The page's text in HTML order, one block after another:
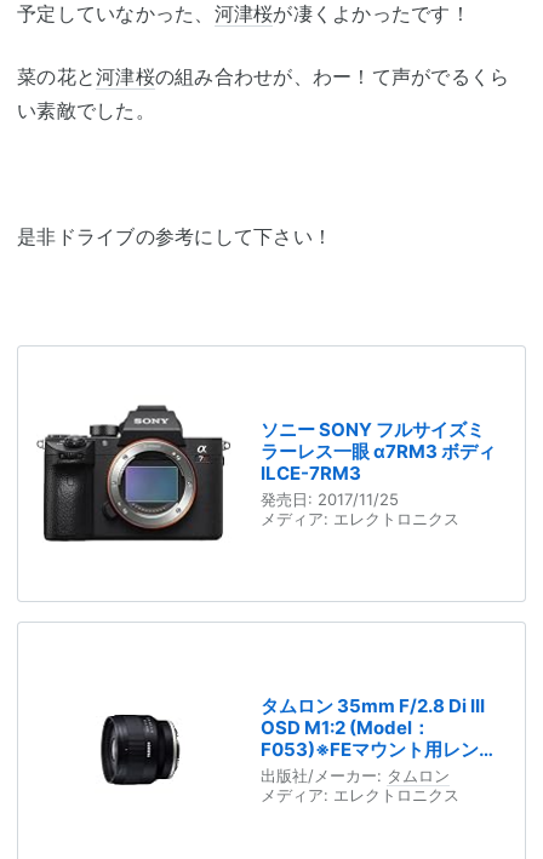
予定していなかった、 河津桜が凄くよかったです！
菜の花と河津桜の組み合わせが、わー！て声がでるくら
い素敵でした。
是非ドライブの参考にして下さい！
ソニー SONY フルサイズミ
ラーレス一眼 α7RM3 ボディ
ILCE-7RM3
発売日: 2017/11/25
メディア: エレクトロニクス
タムロン 35mm F/2.8 Di III
OSD M1:2 (Model：
F053)※FEマウント用レンズ
（フルサイズミラーレス対
応） 35F/2.8DI3OSDF053
出版社/メーカー: タムロン
メディア: エレクトロニクス